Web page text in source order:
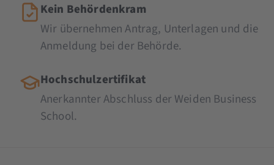
Kein Behördenkram
Wir übernehmen Antrag, Unterlagen und die
Anmeldung bei der Behörde.
Hochschulzertifikat
Anerkannter Abschluss der Weiden Business
School.